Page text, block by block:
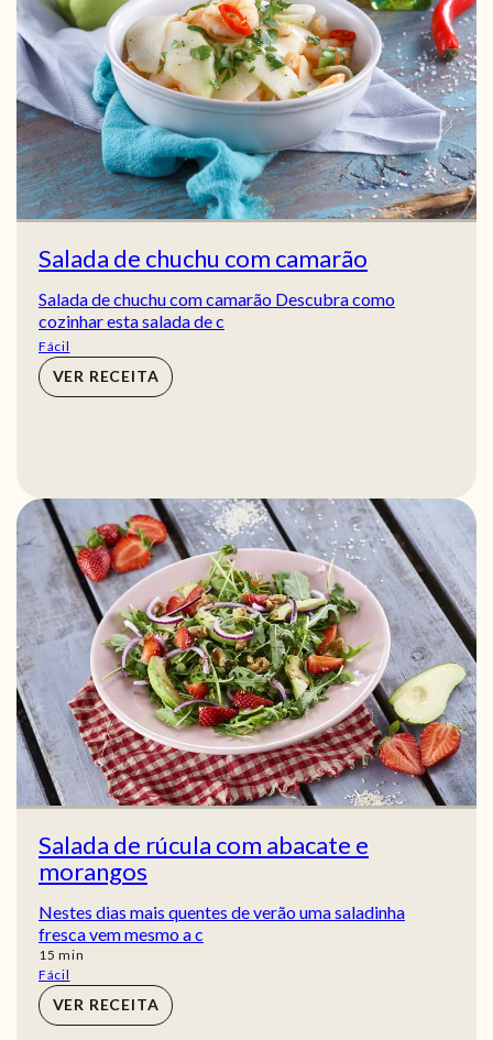
Salada de chuchu com camarão
Salada de chuchu com camarão Descubra como
cozinhar esta salada de c
Fácil
VER RECEITA
Salada de rúcula com abacate e
morangos
Nestes dias mais quentes de verão uma saladinha
fresca vem mesmo a c
15 min
min
Fácil
VER RECEITA